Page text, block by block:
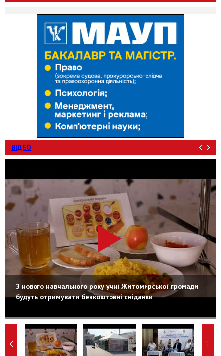
ВІДЕО
З нового навчального року учні Житомирської громади
будуть отримувати безкоштовні сніданки